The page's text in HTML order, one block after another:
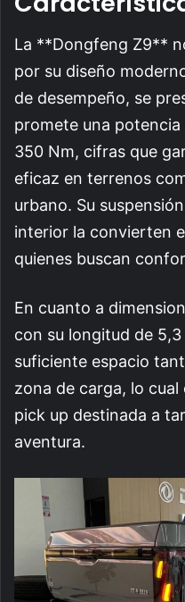
La **Dongfeng Z9**
por su diseño
de desempeño, se
promete una
350 Nm, cifras que
eficaz en terrenos
urbano. Su
interior la convierten
quienes buscan
En cuanto a
con su longitud de
suficiente espacio
zona de carga, lo
pick up destinada a
aventura.